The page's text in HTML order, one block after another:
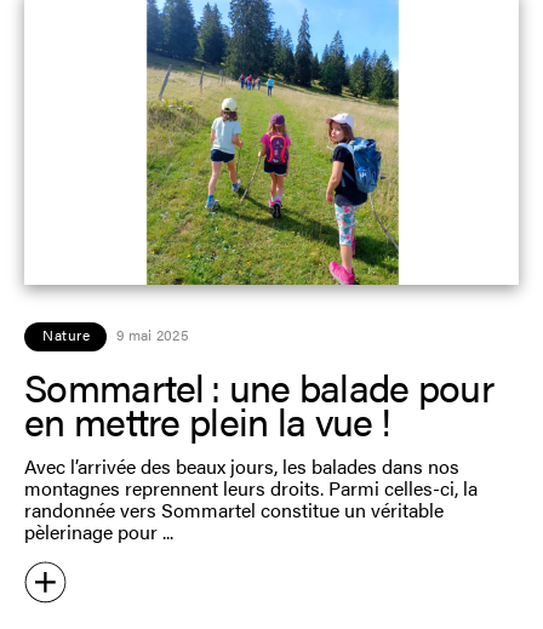
Nature 9 mai 2025
Sommartel : une balade pour
en mettre plein la vue !
Avec l’arrivée des beaux jours, les balades dans nos
montagnes reprennent leurs droits. Parmi celles-ci, la
randonnée vers Sommartel constitue un véritable
pèlerinage pour